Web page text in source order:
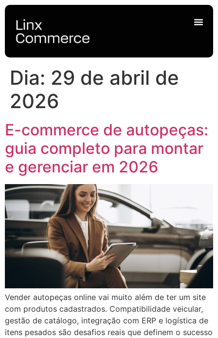
Dia: 29 de abril de
2026
E-commerce de autopeças:
guia completo para montar
e gerenciar em 2026
Vender autopeças online vai muito além de ter um site
com produtos cadastrados. Compatibilidade veicular,
gestão de catálogo, integração com ERP e logística de
itens pesados são desafios reais que definem o sucesso